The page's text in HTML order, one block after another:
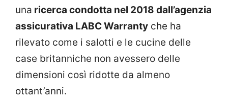
una ricerca condotta nel 2018 dall’agenzia
assicurativa LABC Warranty che ha
rilevato come i salotti e le cucine delle
case britanniche non avessero delle
dimensioni così ridotte da almeno
ottant’anni.